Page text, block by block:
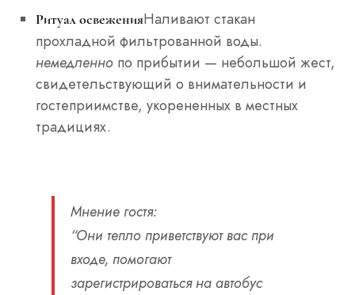
Ритуал освеженияНаливают стакан
прохладной фильтрованной воды.
немедленнопо прибытии — небольшой жест,
свидетельствующий о внимательности и
гостеприимстве, укорененных в местных
традициях.
Мнение гостя:
“Они тепло приветствуют вас при
входе, помогают
зарегистрироваться на автобус